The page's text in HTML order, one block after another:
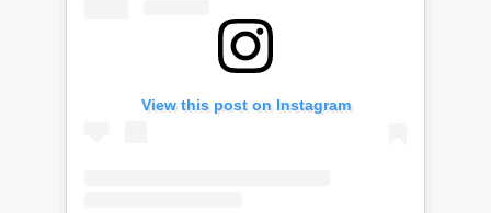
View this post on Instagram